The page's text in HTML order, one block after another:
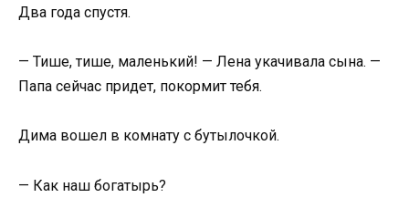
Два года спустя.
— Тише, тише, маленький! — Лена укачивала сына. —
Папа сейчас придет, покормит тебя.
Дима вошел в комнату с бутылочкой.
— Как наш богатырь?